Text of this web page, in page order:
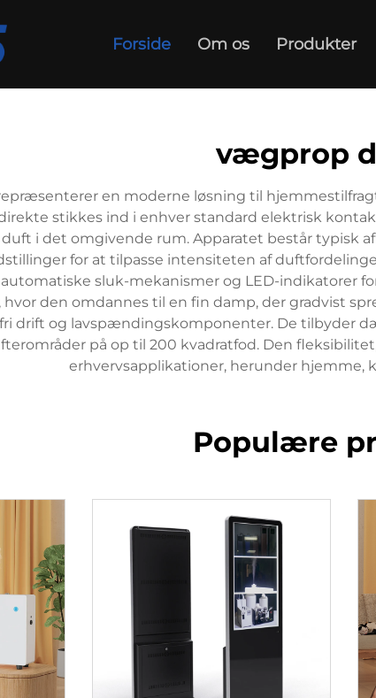
Forside Om os Produkter
vægprop
en moderne løsning til
stikkes ind i enhver standard elektrisk
i det omgivende rum. Apparatet består typisk
for at tilpasse intensiteten af
sluk-mekanismer og LED-indikatorer
den omdannes til en fin damp, der gradvist
drift og lavspændingskomponenter. De tilbyder
på op til 200 kvadratfod. Den
erhvervsapplikationer, herunder hjemme,
Populære